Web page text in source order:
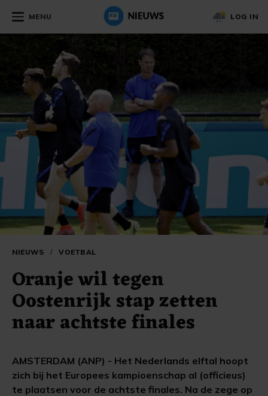
MENU LOG IN
NIEUWS / VOETBAL
Oranje wil tegen
Oostenrijk stap zetten
naar achtste finales
AMSTERDAM (ANP) - Het Nederlands elftal hoopt
zich bij het Europees kampioenschap al (officieus)
te plaatsen voor de achtste finales. Na de zege op